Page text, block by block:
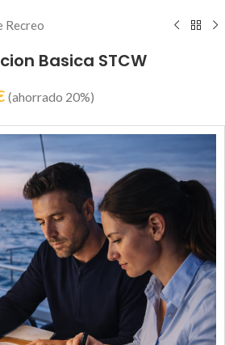
Recreo
Basica STCW
(ahorrado 20%)